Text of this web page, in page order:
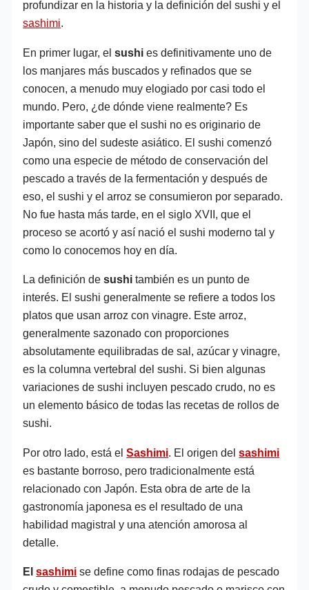
profundizar en la historia y la definición del sushi y el
sashimi.
En primer lugar, elsushi es definitivamente uno de
los manjares más buscados y refinados que se
conocen, a menudo muy elogiado por casi todo el
mundo. Pero, ¿de dónde viene realmente? Es
importante saber que el sushi no es originario de
Japón, sino del sudeste asiático. El sushi comenzó
como una especie de método de conservación del
pescado a través de la fermentación y después de
eso, el sushi y el arroz se consumieron por separado.
No fue hasta más tarde, en el siglo XVII, que el
proceso se acortó y así nació el sushi moderno tal y
como lo conocemos hoy en día.
La definición desushi también es un punto de
interés. El sushi generalmente se refiere a todos los
platos que usan arroz con vinagre. Este arroz,
generalmente sazonado con proporciones
absolutamente equilibradas de sal, azúcar y vinagre,
es la columna vertebral del sushi. Si bien algunas
variaciones de sushi incluyen pescado crudo, no es
un elemento básico de todas las recetas de rollos de
sushi.
Por otro lado, está elSashimi . El origen delsashimi
es bastante borroso, pero tradicionalmente está
relacionado con Japón. Esta obra de arte de la
gastronomía japonesa es el resultado de una
habilidad magistral y una atención amorosa al
detalle.
Elsashimi se define como finas rodajas de pescado